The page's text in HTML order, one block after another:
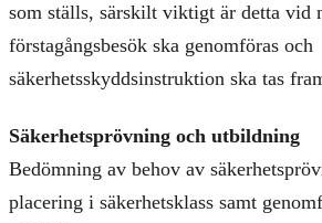
som ställs, särskilt viktigt är detta vid
förstagångsbesök ska genomföras och
säkerhetsskyddsinstruktion ska tas
Säkerhetsprövning och utbildning
Bedömning av behov av
placering i säkerhetsklass samt